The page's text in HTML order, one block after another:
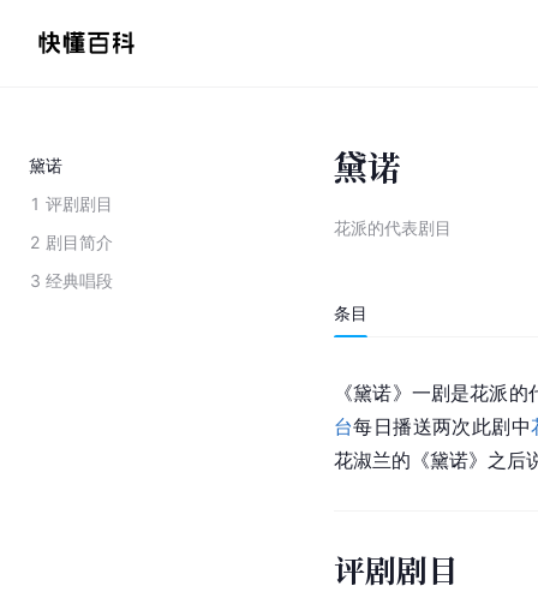
黛诺
1 评剧剧目
2 剧目简介
3 经典唱段
黛诺
花派的代表剧目
条目
《黛诺》一剧是花派
台每日播送两次此剧中
花淑兰的《黛诺》之后
评剧剧目